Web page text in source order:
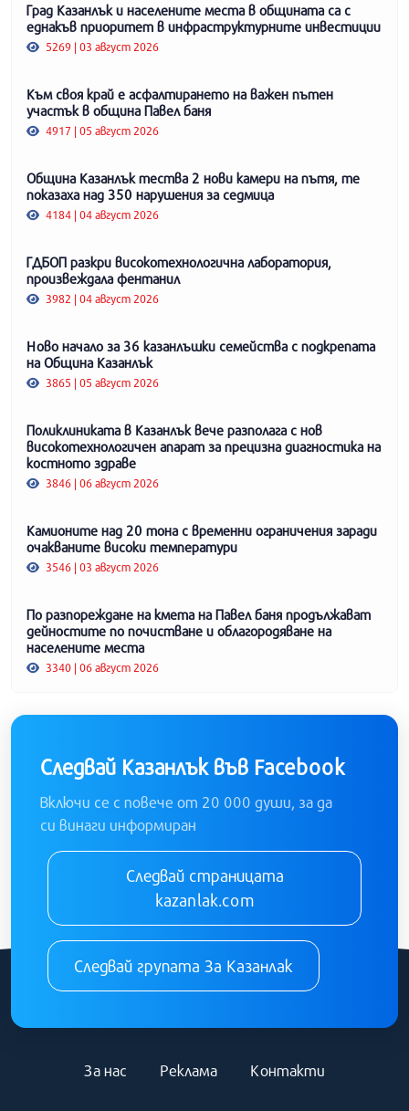
Град Казанлък и населените места в общината са с
еднакъв приоритет в инфраструктурните инвестиции
5269 | 03 август 2026
Към своя край е асфалтирането на важен пътен
участък в община Павел баня
4917 | 05 август 2026
Община Казанлък тества 2 нови камери на пътя, те
показаха над 350 нарушения за седмица
4184 | 04 август 2026
ГДБОП разкри високотехнологична лаборатория,
произвеждала фентанил
3982 | 04 август 2026
Ново начало за 36 казанлъшки семейства с подкрепата
на Община Казанлък
3865 | 05 август 2026
Поликлиниката в Казанлък вече разполага с нов
високотехнологичен апарат за прецизна диагностика на
костното здраве
3846 | 06 август 2026
Камионите над 20 тона с временни ограничения заради
очакваните високи температури
3546 | 03 август 2026
По разпореждане на кмета на Павел баня продължават
дейностите по почистване и облагородяване на
населените места
3340 | 06 август 2026
Следвай Казанлък във Facebook
Включи се с повече от 20 000 души, за да
си винаги информиран
Следвай страницата
kazanlak.com
Следвай групата За Казанлак
За нас Реклама Контакти